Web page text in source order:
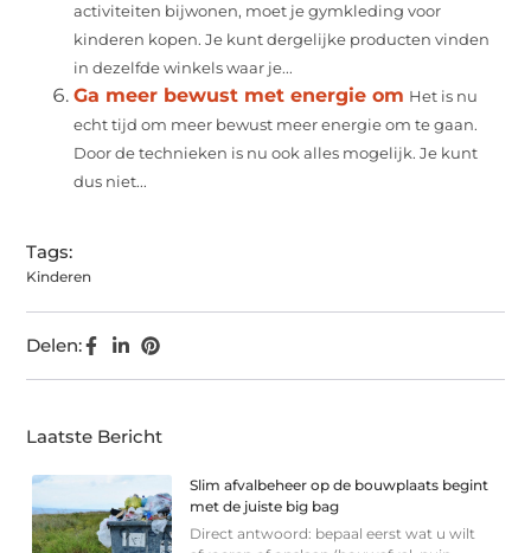
activiteiten bijwonen, moet je gymkleding voor
kinderen kopen. Je kunt dergelijke producten vinden
in dezelfde winkels waar je...
Ga meer bewust met energie om Het is nu
echt tijd om meer bewust meer energie om te gaan.
Door de technieken is nu ook alles mogelijk. Je kunt
dus niet...
Tags:
Kinderen
Delen:
Laatste Bericht
Slim afvalbeheer op de bouwplaats begint
met de juiste big bag
Direct antwoord: bepaal eerst wat u wilt